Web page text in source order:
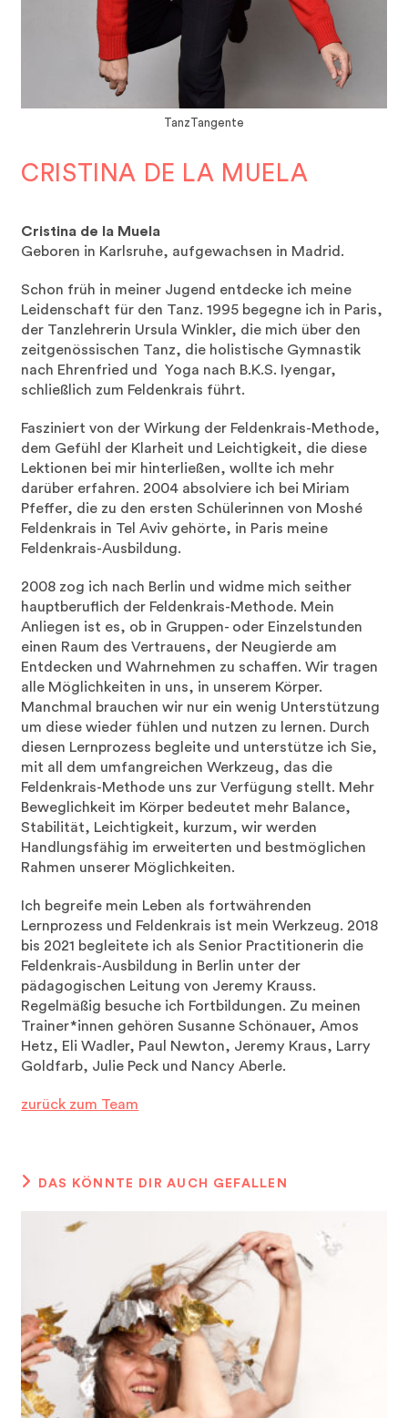
TanzTangente
CRISTINA DE LA MUELA
Cristina de la Muela
Geboren in Karlsruhe, aufgewachsen in Madrid.
Schon früh in meiner Jugend entdecke ich meine
Leidenschaft für den Tanz. 1995 begegne ich in Paris,
der Tanzlehrerin Ursula Winkler, die mich über den
zeitgenössischen Tanz, die holistische Gymnastik
nach Ehrenfried und Yoga nach B.K.S. Iyengar,
schließlich zum Feldenkrais führt.
Fasziniert von der Wirkung der Feldenkrais-Methode,
dem Gefühl der Klarheit und Leichtigkeit, die diese
Lektionen bei mir hinterließen, wollte ich mehr
darüber erfahren. 2004 absolviere ich bei Miriam
Pfeffer, die zu den ersten Schülerinnen von Moshé
Feldenkrais in Tel Aviv gehörte, in Paris meine
Feldenkrais-Ausbildung.
2008 zog ich nach Berlin und widme mich seither
hauptberuflich der Feldenkrais-Methode. Mein
Anliegen ist es, ob in Gruppen- oder Einzelstunden
einen Raum des Vertrauens, der Neugierde am
Entdecken und Wahrnehmen zu schaffen. Wir tragen
alle Möglichkeiten in uns, in unserem Körper.
Manchmal brauchen wir nur ein wenig Unterstützung
um diese wieder fühlen und nutzen zu lernen. Durch
diesen Lernprozess begleite und unterstütze ich Sie,
mit all dem umfangreichen Werkzeug, das die
Feldenkrais-Methode uns zur Verfügung stellt. Mehr
Beweglichkeit im Körper bedeutet mehr Balance,
Stabilität, Leichtigkeit, kurzum, wir werden
Handlungsfähig im erweiterten und bestmöglichen
Rahmen unserer Möglichkeiten.
Ich begreife mein Leben als fortwährenden
Lernprozess und Feldenkrais ist mein Werkzeug. 2018
bis 2021 begleitete ich als Senior Practitionerin die
Feldenkrais-Ausbildung in Berlin unter der
pädagogischen Leitung von Jeremy Krauss.
Regelmäßig besuche ich Fortbildungen. Zu meinen
Trainer*innen gehören Susanne Schönauer, Amos
Hetz, Eli Wadler, Paul Newton, Jeremy Kraus, Larry
Goldfarb, Julie Peck und Nancy Aberle.
zurück zum Team
DAS KÖNNTE DIR AUCH GEFALLEN